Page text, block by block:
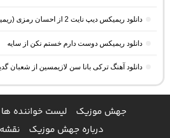
دانلود ریمیکس دیپ نایت 2 از احسان رمزی (ریمیکس طولانی غمگین)
دانلود ریمیکس دوست دارم خستم نکن از سایه
دانلود آهنگ ترکی بانا سن لازیمسین از شعبان
جهش موزیک لیست خواننده ها
درباره جهش موزیک